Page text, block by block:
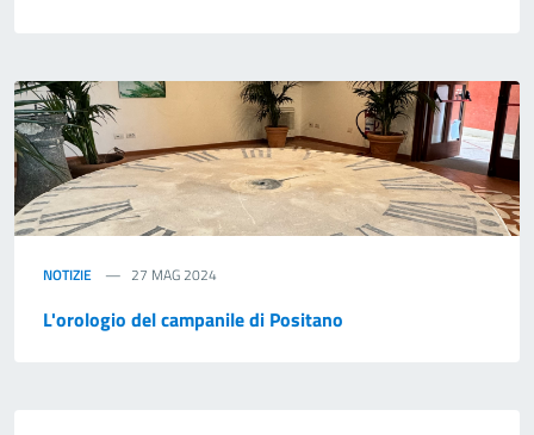
NOTIZIE 27 MAG 2024
L'orologio del campanile di Positano